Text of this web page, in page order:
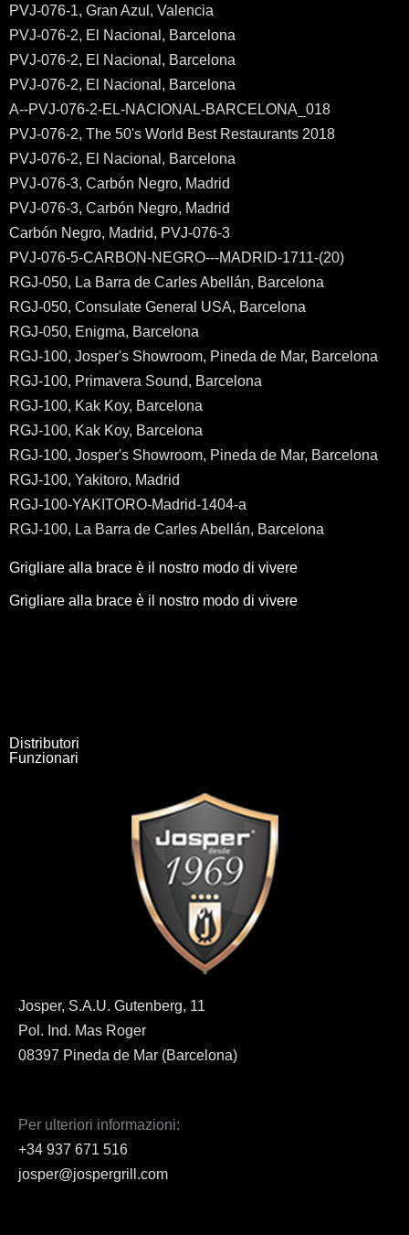
PVJ-076-1, Gran Azul, Valencia
PVJ-076-2, El Nacional, Barcelona
PVJ-076-2, El Nacional, Barcelona
PVJ-076-2, El Nacional, Barcelona
A--PVJ-076-2-EL-NACIONAL-BARCELONA_018
PVJ-076-2, The 50's World Best Restaurants 2018
PVJ-076-2, El Nacional, Barcelona
PVJ-076-3, Carbón Negro, Madrid
PVJ-076-3, Carbón Negro, Madrid
Carbón Negro, Madrid, PVJ-076-3
PVJ-076-5-CARBON-NEGRO---MADRID-1711-(20)
RGJ-050, La Barra de Carles Abellán, Barcelona
RGJ-050, Consulate General USA, Barcelona
RGJ-050, Enigma, Barcelona
RGJ-100, Josper's Showroom, Pineda de Mar, Barcelona
RGJ-100, Primavera Sound, Barcelona
RGJ-100, Kak Koy, Barcelona
RGJ-100, Kak Koy, Barcelona
RGJ-100, Josper's Showroom, Pineda de Mar, Barcelona
RGJ-100, Yakitoro, Madrid
RGJ-100-YAKITORO-Madrid-1404-a
RGJ-100, La Barra de Carles Abellán, Barcelona
Grigliare alla brace è il nostro modo di vivere
Grigliare alla brace è il nostro modo di vivere
Distributori
Funzionari
Josper, S.A.U. Gutenberg, 11
Pol. Ind. Mas Roger
08397 Pineda de Mar (Barcelona)
Per ulteriori informazioni:
+34 937 671 516
josper@jospergrill.com